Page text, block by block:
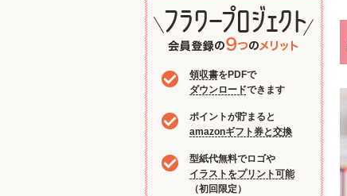
領収書をPDFで
ダウンロードできます
ポイントが貯まると
amazonギフト券と交換
型紙代無料でロゴや
イラストをプリント可能
（初回限定）